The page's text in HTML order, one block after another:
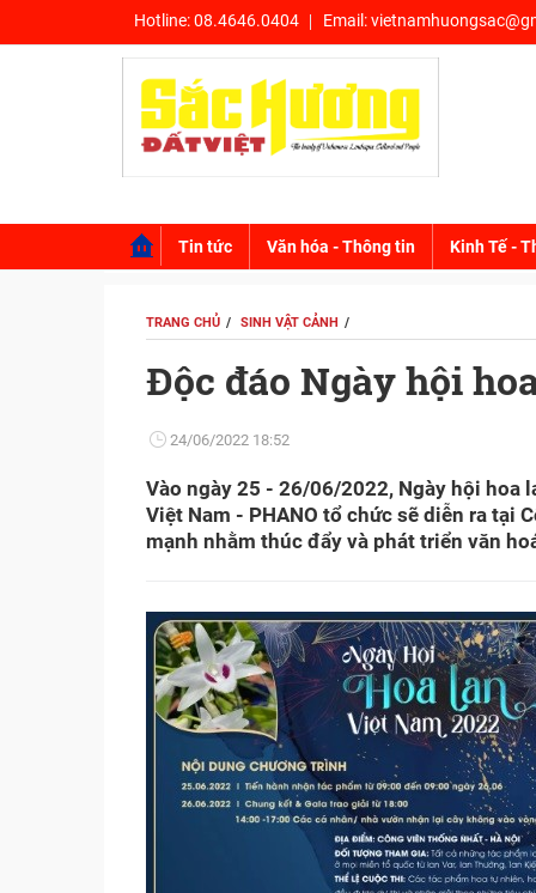
Hotline:08.4646.0404 Email:
Tin tức Văn hóa - Thông tin Kinh Tế -
TRANG CHỦ SINH VẬT CẢNH
Độc đáo Ngày hội
24/06/2022 18:52
Vào ngày 25 - 26/06/2022, Ngày hội hoa
Việt Nam - PHANO tổ chức sẽ diễn ra tại
mạnh nhằm thúc đẩy và phát triển văn